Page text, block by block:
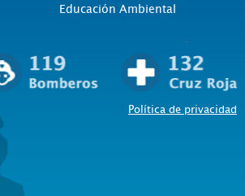
Educación Ambiental
Política de privacidad